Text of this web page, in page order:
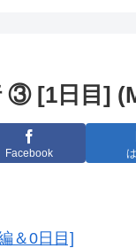
③ [1日目]
Facebook
＆0日目]